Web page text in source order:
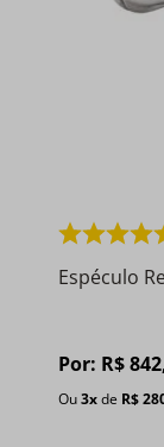
Espéculo
Por: R$ 842
Ou3xde R$